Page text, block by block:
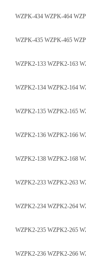
WZPK-434 WZPK-464
WZPK-435 WZPK-465
WZPK2-133 WZPK2-163
WZPK2-134 WZPK2-164
WZPK2-135 WZPK2-165
WZPK2-136 WZPK2-166
WZPK2-138 WZPK2-168
WZPK2-233 WZPK2-263
WZPK2-234 WZPK2-264
WZPK2-235 WZPK2-265
WZPK2-236 WZPK2-266